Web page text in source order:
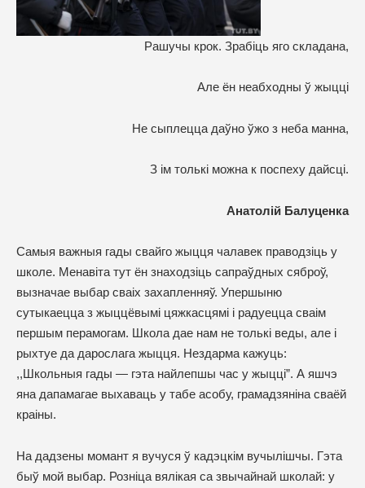
Рашучы крок. Зрабіць яго складана,
Але ён неабходны ў жыцці
Не сыплецца даўно ўжо з неба манна,
З ім толькі можна к поспеху дайсці.
Анатолій Балуценка
Самыя важныя гады свайго жыцця чалавек праводзіць у
школе. Менавіта тут ён знаходзіць сапраўдных сяброў,
вызначае выбар сваіх захапленняў. Упершыню
сутыкаецца з жыццёвымі цяжкасцямі і радуецца сваім
першым перамогам. Школа дае нам не толькі веды, але і
рыхтуе да дарослага жыцця. Нездарма кажуць:
,,Школьныя гады — гэта найлепшы час у жыцці”. А яшчэ
яна дапамагае выхаваць у табе асобу, грамадзяніна сваёй
краіны.
На дадзены момант я вучуся ў кадэцкім вучылішчы. Гэта
быў мой выбар. Розніца вялікая са звычайнай школай: у